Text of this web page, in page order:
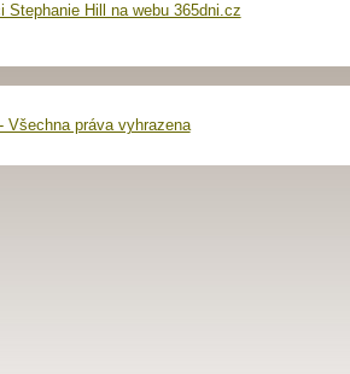
Hill na webu 365dni.cz
Všechna práva vyhrazena